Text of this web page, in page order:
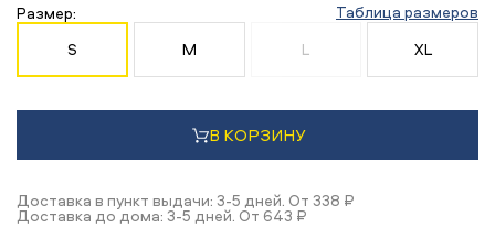
Размер:
Таблица размеров
S
M L XL
В КОРЗИНУ
Доставка в пункт выдачи: 3-5 дней. От 338 ₽
Доставка до дома: 3-5 дней. От 643 ₽